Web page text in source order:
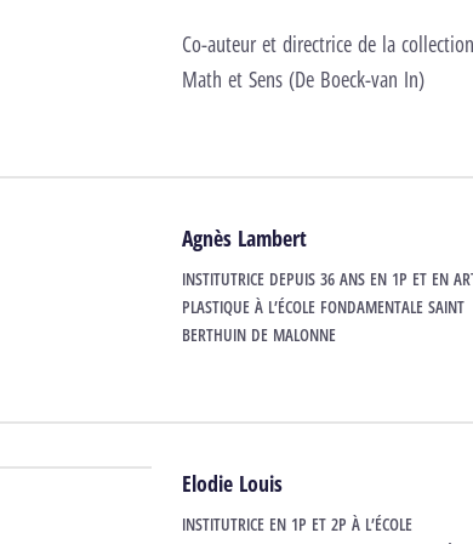
Co-auteur et directrice de la
Math et Sens (De Boeck-van In)
Agnès Lambert
INSTITUTRICE DEPUIS 36 ANS EN 1P ET EN
PLASTIQUE À L’ÉCOLE FONDAMENTALE SAINT
BERTHUIN DE MALONNE
Elodie Louis
INSTITUTRICE EN 1P ET 2P À L’ÉCOLE